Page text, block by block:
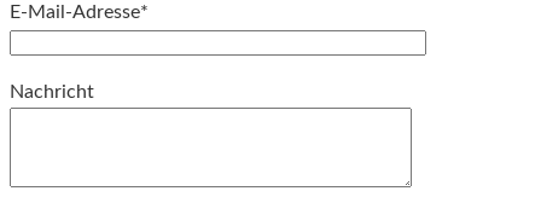
E-Mail-Adresse*
Nachricht